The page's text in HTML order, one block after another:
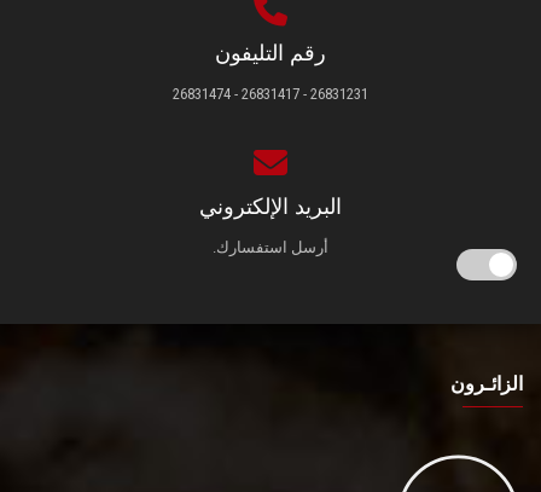
رقم التليفون
26831231 - 26831417 - 26831474
البريد الإلكتروني
أرسل استفسارك.
الزائـرون